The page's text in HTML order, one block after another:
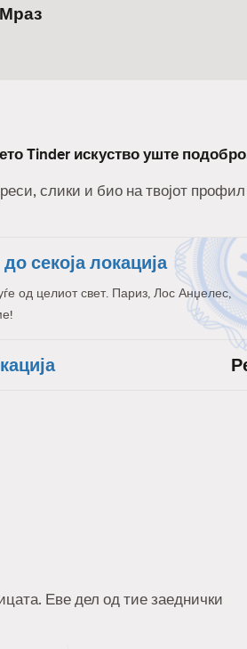
Tinder искуство уште
слики и био на твојот
секоја локација
од целиот свет. Париз, Лос Анџелес,
Еве дел од тие заеднички